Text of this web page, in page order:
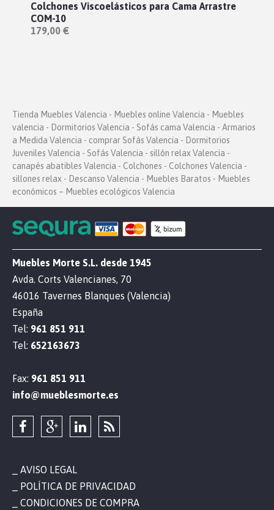
Colchones Viscoelásticos para Cama Arrastre
COM-10
179,00 €
Tienda Muebles Valencia - Muebles online Valencia - Muebles
valencia - Dormitorios Valencia - Sofás cama Valencia - Armarios
a Medida Valencia - comprar Sofás Valencia - Dormitorios
Juveniles Valencia - Sofás Valencia - sillón relax Valencia -
canapés abatibles Valencia - Colchones - Colchones Valencia -
sillones relax - Descanso Valencia - Muebles Baratos - Muebles
económicos – Muebles ecológicos Valencia
Muebles Morte S.L. desde 1945
Avda. Corts Valencianes, 70
46016 Tavernes Blanques (Valencia)
España
Tel: 961 851 911
Tel: 652163673
Fax: 961 851 911
info@mueblesmorte.es
AVISO LEGAL
POLÍTICA DE PRIVACIDAD
CONDICIONES DE COMPRA